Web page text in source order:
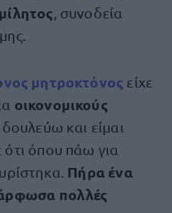
, συνοδεία
μητροκτόνος είχε
οικονομικούς
και είμαι
όπου πάω για
Πήρα ένα
πολλές